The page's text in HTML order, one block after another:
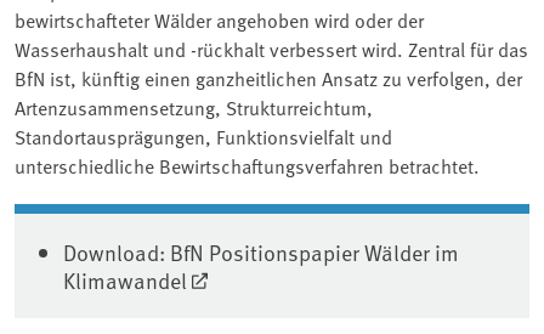
bewirtschafteter Wälder angehoben wird oder der
Wasserhaushalt und -rückhalt verbessert wird. Zentral für das
BfN ist, künftig einen ganzheitlichen Ansatz zu verfolgen, der
Artenzusammensetzung, Strukturreichtum,
Standortausprägungen, Funktionsvielfalt und
unterschiedliche Bewirtschaftungsverfahren betrachtet.
Download: BfN Positionspapier Wälder im
Klimawandel